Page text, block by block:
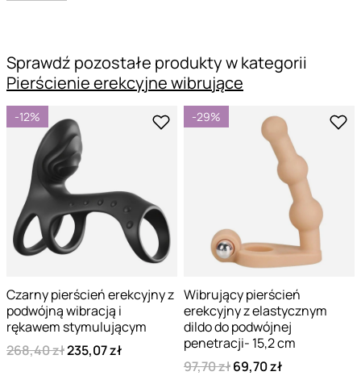
Sprawdź pozostałe produkty w kategorii
Pierścienie erekcyjne wibrujące
-12%
Czarny pierścień erekcyjny z
podwójną wibracją i
rękawem stymulującym
268,40 zł235,07 zł
-29%
Wibrujący pierścień
erekcyjny z elastycznym
dildo do podwójnej
penetracji- 15,2 cm
97,70 zł69,70 zł